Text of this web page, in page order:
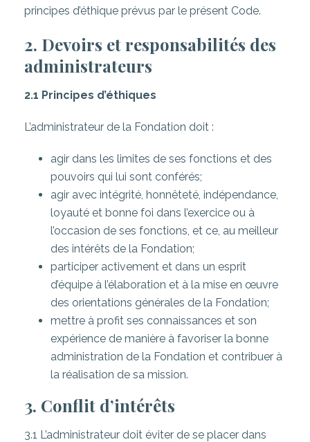
principes d’éthique prévus par le présent Code.
2. Devoirs et responsabilités des
administrateurs
2.1 Principes d’éthiques
L’administrateur de la Fondation doit :
agir dans les limites de ses fonctions et des
pouvoirs qui lui sont conférés;
agir avec intégrité, honnêteté, indépendance,
loyauté et bonne foi dans l’exercice ou à
l’occasion de ses fonctions, et ce, au meilleur
des intérêts de la Fondation;
participer activement et dans un esprit
d’équipe à l’élaboration et à la mise en œuvre
des orientations générales de la Fondation;
mettre à profit ses connaissances et son
expérience de manière à favoriser la bonne
administration de la Fondation et contribuer à
la réalisation de sa mission.
3. Conflit d’intérêts
3.1 L’administrateur doit éviter de se placer dans